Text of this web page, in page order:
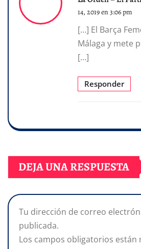
14, 2019 en 3:06 pm
[…] El Barça
Málaga y mete
[…]
Responder
DEJA UNA RESPUESTA
Tu dirección de correo
publicada.
Los campos obligatorios están